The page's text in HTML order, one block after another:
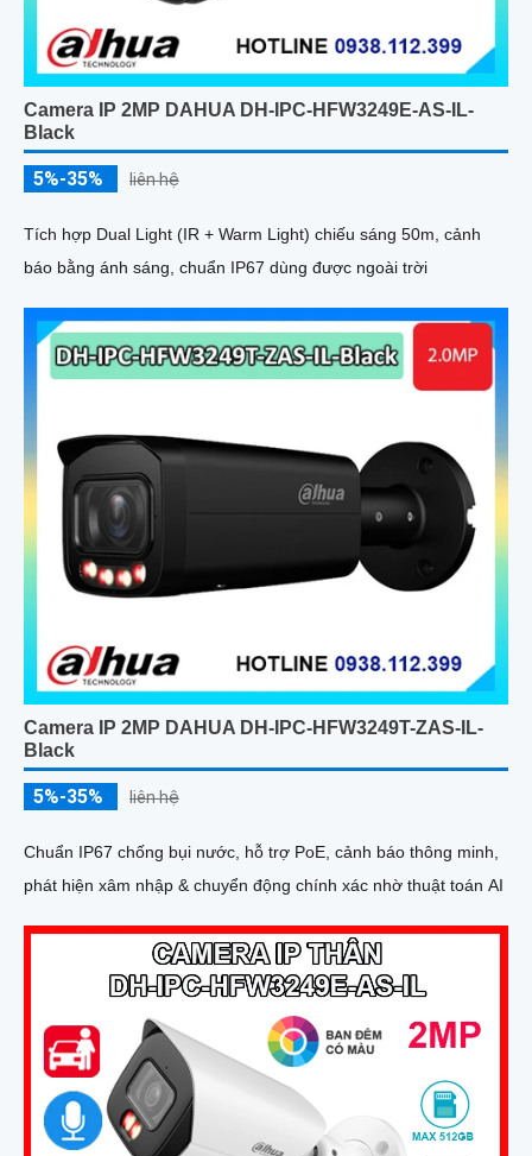
Camera IP 2MP DAHUA DH-IPC-HFW3249E-AS-IL-
Black
5%-35% liên hệ
Tích hợp Dual Light (IR + Warm Light) chiếu sáng 50m, cảnh
báo bằng ánh sáng, chuẩn IP67 dùng được ngoài trời
Camera IP 2MP DAHUA DH-IPC-HFW3249T-ZAS-IL-
Black
5%-35% liên hệ
Chuẩn IP67 chống bụi nước, hỗ trợ PoE, cảnh báo thông minh,
phát hiện xâm nhập & chuyển động chính xác nhờ thuật toán AI